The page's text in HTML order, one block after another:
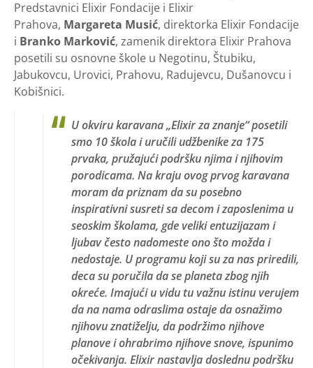
Predstavnici Elixir Fondacije i Elixir
Prahova, Margareta Musić, direktorka Elixir Fondacije
i Branko Marković, zamenik direktora Elixir Prahova
posetili su osnovne škole u Negotinu, Štubiku,
Jabukovcu, Urovici, Prahovu, Radujevcu, Dušanovcu i
Kobišnici.
U okviru karavana „Elixir za znanje“ posetili
smo 10 škola i uručili udžbenike za 175
prvaka, pružajući podršku njima i njihovim
por​odicama. Na kraju ovog prvog karavana
moram da priznam da su posebno
inspirativni susreti sa decom i zaposlenima u
seoskim školama, gde veliki entuzijazam i
ljubav često nadomeste ono što možda i
nedostaje. U programu koji su za nas priredili,
deca su poručila da se planeta zbog njih
okreće. Imajući u vidu tu važnu istinu verujem
da na nama odraslima ostaje da osnažimo
njihovu znatiželju, da podržimo njihove
planove i ohrabrimo njihove snove, ispunimo
očekivanja. Elixir nastavlja doslednu podršku